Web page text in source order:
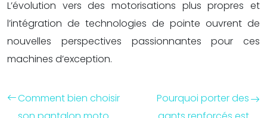
L’évolution vers des motorisations plus propres et
l’intégration de technologies de pointe ouvrent de
nouvelles perspectives passionnantes pour ces
machines d’exception.
Comment bien choisir
Pourquoi porter des